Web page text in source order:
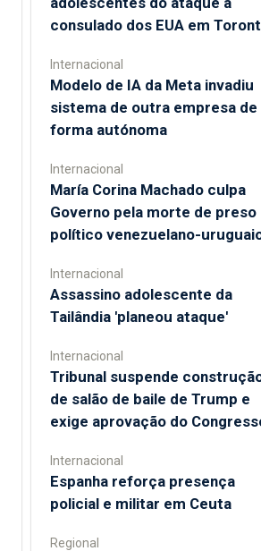
consulado dos EUA em
Internacional
Modelo de IA da Meta invadiu
sistema de outra empresa de
forma autónoma
Internacional
María Corina Machado culpa
Governo pela morte de preso
político venezuelano-
Internacional
Assassino adolescente da
Tailândia 'planeou ataque'
Internacional
Tribunal suspende
de salão de baile de Trump e
exige aprovação do
Internacional
Espanha reforça presença
policial e militar em Ceuta
Regional